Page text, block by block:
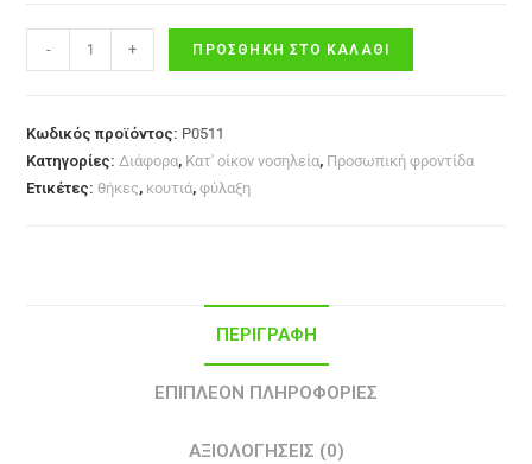
- + ΠΡΟΣΘΉΚΗ ΣΤΟ ΚΑΛΆΘΙ
Κωδικός προϊόντος: P0511
Κατηγορίες:Διάφορα, Κατ' οίκον νοσηλεία, Προσωπική φροντίδα
Ετικέτες: θήκες, κουτιά,φύλαξη
ΠΕΡΙΓΡΑΦΉ
ΕΠΙΠΛΈΟΝ ΠΛΗΡΟΦΟΡΊΕΣ
ΑΞΙΟΛΟΓΉΣΕΙΣ (0)